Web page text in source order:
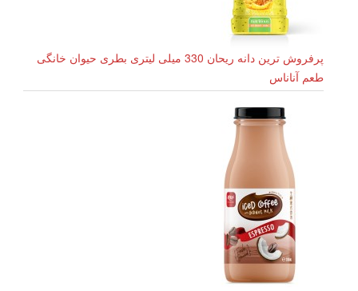
پرفروش ترین دانه ریحان 330 میلی لیتری بطری حیوان خانگی
طعم آناناس